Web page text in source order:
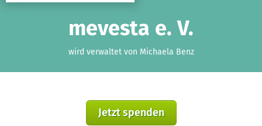
mevesta e. V.
wird verwaltet von Michaela Benz
Jetzt spenden